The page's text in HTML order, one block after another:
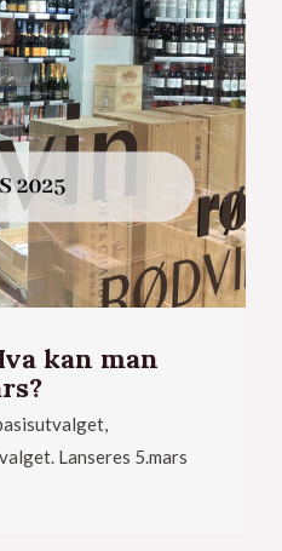
kan man
Lanseres 5.mars